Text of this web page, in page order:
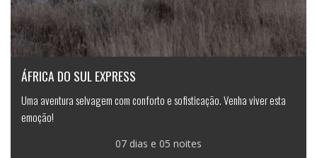
ÁFRICA DO SUL EXPRESS
Uma aventura selvagem com conforto e sofisticação. Venha viver esta
emoção!
07 dias e 05 noites